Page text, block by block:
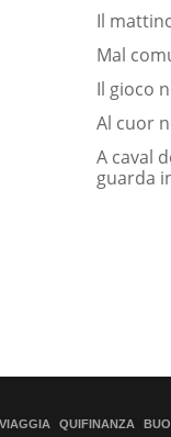
Il
Mal
Il gioco
Al cuor
A caval
guarda
QUIFINANZA